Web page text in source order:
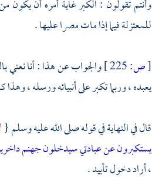
وأنتم تقولون : الكبر غاية أمره أن يكون
للمعتزلةفيما إذا مات مصرا عليها .
[ص:
والجواب عن هذا : أنا نعني
يعبده ، وربما تكبر على أنبيائه ورسله ، وهذا
قال في النهاية في قوله صلى الله عليه وسلم {
يستكبرون عن عبادتي سيدخلون جهنم
، أراد دخول تأبيد .